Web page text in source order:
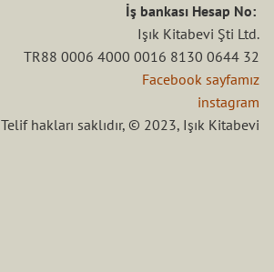
İş bankası Hesap No:
Işık Kitabevi Şti Ltd.
TR88 0006 4000 0016 8130 0644 32
Facebook sayfamız
instagram
Telif hakları saklıdır, © 2023, Işık Kitabevi